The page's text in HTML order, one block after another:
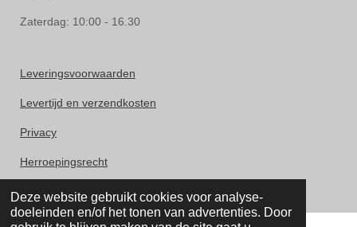
Deze website gebruikt cookies voor analyse-
doeleinden en/of het tonen van advertenties. Door
Zaterdag: 10:00 - 16.30
Leveringsvoorwaarden
Levertijd en verzendkosten
Privacy
Herroepingsrecht
Klachten